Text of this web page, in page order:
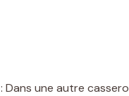
: Dans une autre